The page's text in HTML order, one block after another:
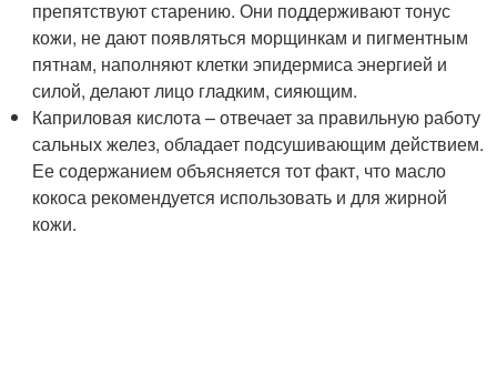
препятствуют старению. Они поддерживают тонус
кожи, не дают появляться морщинкам и пигментным
пятнам, наполняют клетки эпидермиса энергией и
силой, делают лицо гладким, сияющим.
Каприловая кислота – отвечает за правильную работу
сальных желез, обладает подсушивающим действием.
Ее содержанием объясняется тот факт, что масло
кокоса рекомендуется использовать и для жирной
кожи.